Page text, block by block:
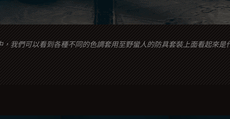
，我們可以看到各種不同的色調套用至野蠻人的防具套裝上面看起來是